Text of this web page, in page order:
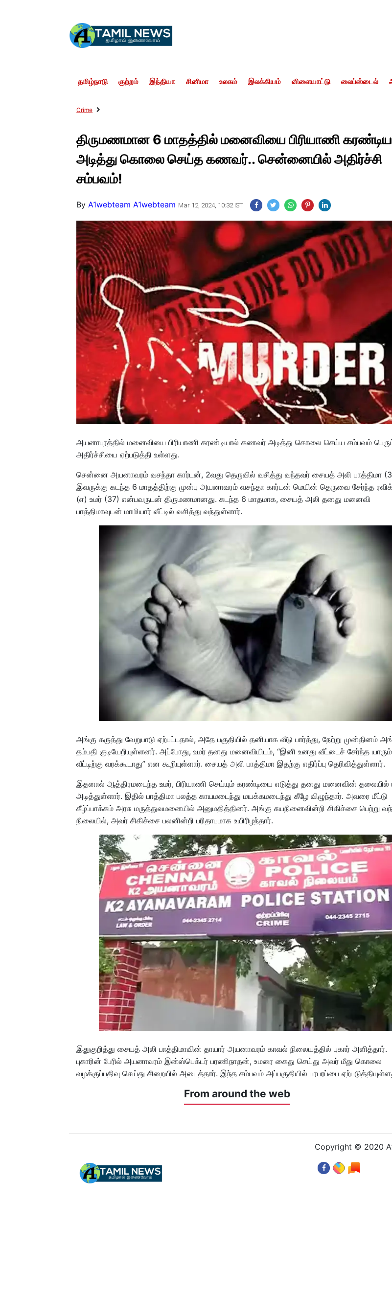
தமிழ்நாடு குற்றம் இந்தியா சினிமா உலகம் இலக்கியம் விளையாட்டு லைப்ஸ்டைல்
Crime
திருமணமான 6 மாதத்தில் மனைவியை பிரியாணி
அடித்து கொலை செய்த கணவர்.. சென்னையில் அதிர்ச்சி
சம்பவம்!
ByA1webteam A1webteam Mar 12, 2024, 10:32 IST
அயனாபுரத்தில் மனைவியை பிரியாணி கரண்டியால் கணவர் அடித்து கொலை செய்ய சம்பவம்
அதிர்ச்சியை ஏற்படுத்தி உள்ளது.
சென்னை அயனாவரம் வசந்தா கார்டன், 2வது தெருவில் வசித்து வந்தவர் சையத் அலி பாத்திமா
இவருக்கு கடந்த 6 மாதத்திற்கு முன்பு அயனாவரம் வசந்தா கார்டன் மெயின் தெருவை சேர்ந்த
(எ) உமர் (37) என்பவருடன் திருமணமானது. கடந்த 6 மாதமாக, சையத் அலி தனது மனைவி
பாத்திமாவுடன் மாமியார் வீட்டில் வசித்து வந்துள்ளார்.
அங்கு கருத்து வேறுபாடு ஏற்பட்டதால், அதே பகுதியில் தனியாக வீடு பார்த்து, நேற்று முன்தினம்
தம்பதி குடியேறியுள்ளனர். அப்போது, உமர் தனது மனைவியிடம், “இனி உனது வீட்டைச் சேர்ந்த
வீட்டிற்கு வரக்கூடாது” என கூறியுள்ளார். சையத் அலி பாத்திமா இதற்கு எதிர்ப்பு தெரிவித்துள்ளார்.
இதனால் ஆத்திரமடைந்த உமர், பிரியாணி செய்யும் கரண்டியை எடுத்து தனது மனைவின் தலையில்
அடித்துள்ளார். இதில் பாத்திமா பலத்த காயமடைந்து மயக்கமடைந்து கீழே விழுந்தார். அவரை மீட்டு
கீழ்ப்பாக்கம் அரசு மருத்துவமனையில் அனுமதித்தினர். அங்கு சுயநினைவின்றி சிகிச்சை பெற்று
நிலையில், அவர் சிகிச்சை பலனின்றி பரிதாபமாக உயிரிழந்தார்.
இதுகுறித்து சையத் அலி பாத்திமாவின் தாயார் அயனாவரம் காவல் நிலையத்தில் புகார் அளித்தார்.
புகாரின் பேரில் அயனாவரம் இன்ஸ்பெக்டர் பரணிநாதன், உமரை கைது செய்து அவர் மீது கொலை
வழக்குப்பதிவு செய்து சிறையில் அடைத்தார். இந்த சம்பவம் அப்பகுதியில் பரபரப்பை
From around the web
Copyright © 2020